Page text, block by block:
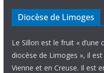
Diocèse de Limoges
Le Sillon est le fruit «
diocèse de Limoges », il
Vienne et en Creuse. Il est